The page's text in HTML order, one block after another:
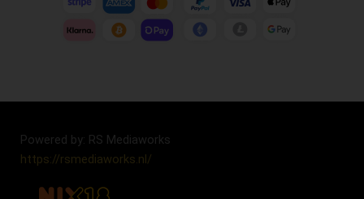
Powered by: RS Mediaworks
https://rsmediaworks.nl/